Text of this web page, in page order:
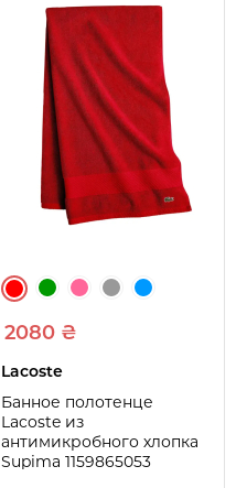
2080 ₴
Lacoste
Банное полотенце
Lacoste из
антимикробного хлопка
Supima 1159865053